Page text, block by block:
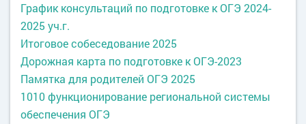
График консультаций по подготовке к ОГЭ 2024-
2025 уч.г.
Итоговое собеседование 2025
Дорожная карта по подготовке кОГЭ-2023
Памятка для родителей ОГЭ 2025
1010 функционирование региональной системы
обеспечения ОГЭ